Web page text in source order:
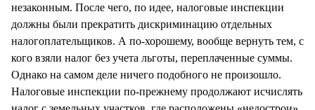
незаконным. После чего, по идее, налоговые инспекции
должны были прекратить дискриминацию отдельных
налогоплательщиков. А по-хорошему, вообще вернуть тем, с
кого взяли налог без учета льготы, переплаченные суммы.
Однако на самом деле ничего подобного не произошло.
Налоговые инспекции по-прежнему продолжают исчислять